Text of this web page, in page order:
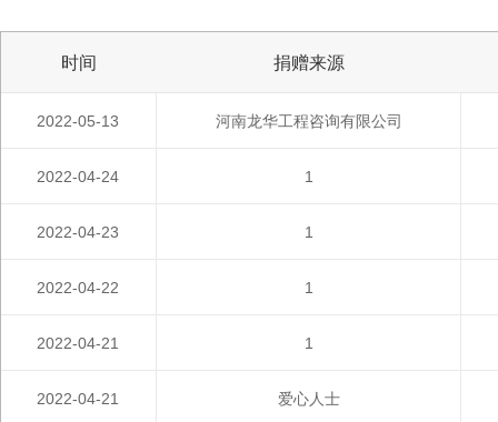
时间 捐赠来源
2022-05-13 河南龙华工程咨询有限公司
2022-04-24 1
2022-04-23 1
2022-04-22 1
2022-04-21 1
2022-04-21 爱心人士